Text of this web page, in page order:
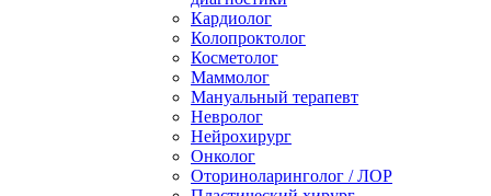
Кардиолог
Колопроктолог
Косметолог
Маммолог
Мануальный терапевт
Невролог
Нейрохирург
Онколог
Оториноларинголог / ЛОР